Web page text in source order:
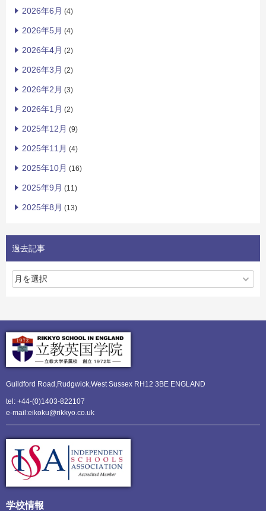
2026年6月 (4)
2026年5月 (4)
2026年4月 (2)
2026年3月 (2)
2026年2月 (3)
2026年1月 (2)
2025年12月 (9)
2025年11月 (4)
2025年10月 (16)
2025年9月 (11)
2025年8月 (13)
過去記事
Guildford Road,Rudgwick,West Sussex RH12 3BE ENGLAND
tel: +44-(0)1403-822107
e-mail:eikoku@rikkyo.co.uk
学校情報